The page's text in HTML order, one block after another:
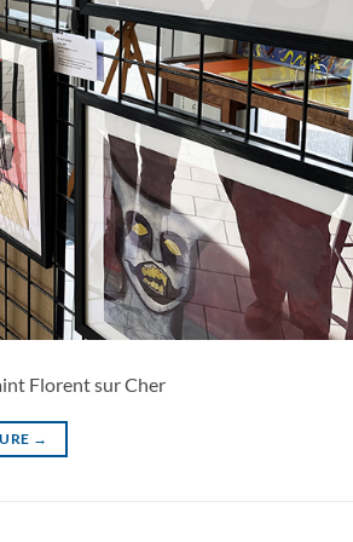
Florent sur Cher
→